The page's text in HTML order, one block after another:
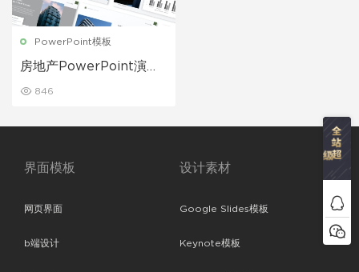
PowerPoint模板
房地产PowerPoint演示
846
界面模板
网页界面
b端设计
设计素材
Google Slides模板
Keynote模板